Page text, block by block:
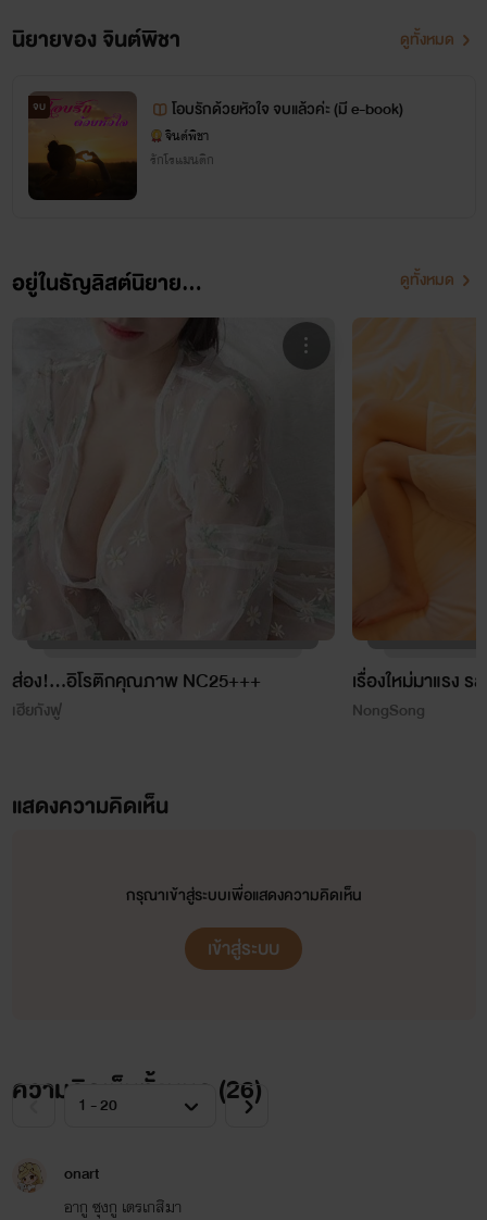
นิยายของ จินต์พิชา ดูทั้งหมด
จบ โอบรักด้วยหัวใจ จบแล้วค่ะ (มี e-book)
จินต์พิชา
รักโรแมนติก
อยู่ในธัญลิสต์นิยาย... ดูทั้งหมด
ส่อง!...อิโรติกคุณภาพ NC25+++
เฮียกังฟู
เรื่องใหม่มาแรง ร
์NongSong
แสดงความคิดเห็น
กรุณาเข้าสู่ระบบเพื่อแสดงความคิดเห็น
เข้าสู่ระบบ
ความคิดเห็นทั้งหมด (26)
onart
อากู ซุงกู เตรเกสิมา